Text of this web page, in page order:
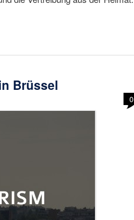
Brüssel
0